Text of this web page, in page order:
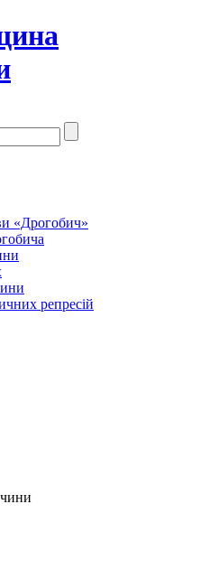
«Дрогобич»
репресій